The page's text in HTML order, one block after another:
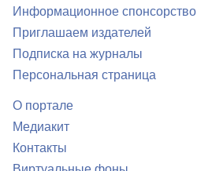
Информационное спонсорство
Приглашаем издателей
Подписка на журналы
Персональная страница
О портале
Медиакит
Контакты